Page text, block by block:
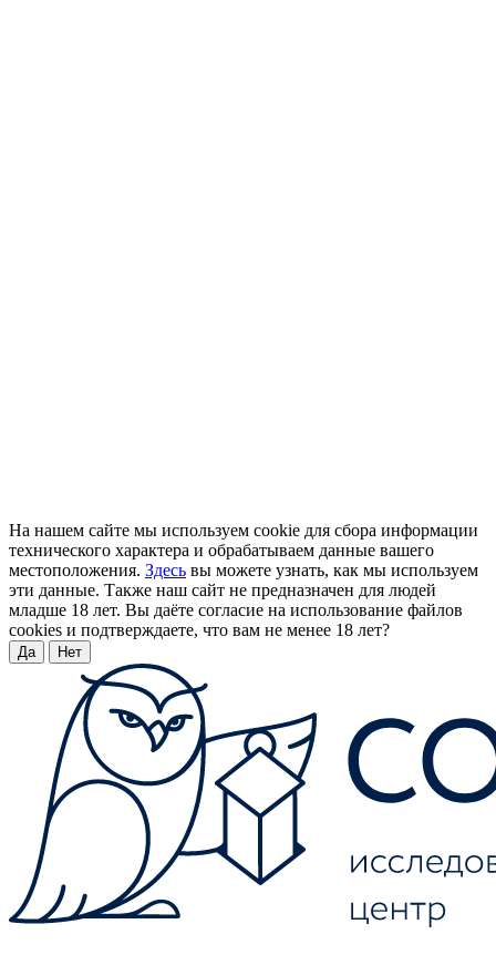
На нашем сайте мы используем cookie для сбора информации
технического характера и обрабатываем данные вашего
местоположения. Здесь вы можете узнать, как мы используем
эти данные. Также наш сайт не предназначен для людей
младше 18 лет. Вы даёте согласие на использование файлов
cookies и подтверждаете, что вам не менее 18 лет?
Да Нет